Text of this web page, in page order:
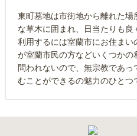
東町墓地は市街地から離れた
な草木に囲まれ、日当たりも良
利用するには室蘭市にお住ま
が室蘭市民の方などいくつかの
問われないので、無宗教であ
むことができるの魅力のひとつ